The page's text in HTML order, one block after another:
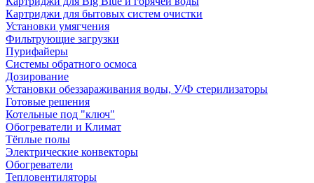
Картриджи для бытовых систем очистки
Установки умягчения
Фильтрующие загрузки
Пурифайеры
Системы обратного осмоса
Дозирование
Установки обеззараживания воды, У/Ф стерилизаторы
Готовые решения
Котельные под "ключ"
Обогреватели и Климат
Тёплые полы
Электрические конвекторы
Обогреватели
Тепловентиляторы